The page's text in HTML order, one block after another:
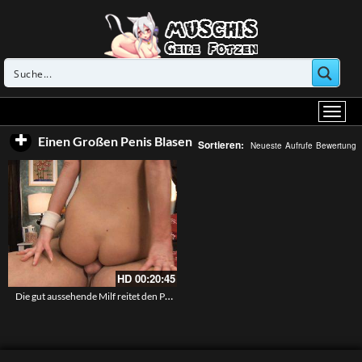
Einen Großen Penis Blasen Sortieren: Neueste Aufrufe Bewertung
HD 00:20:45
Die gut aussehende Milf reitet den Penis während ihr großen Muttertitten tanzen